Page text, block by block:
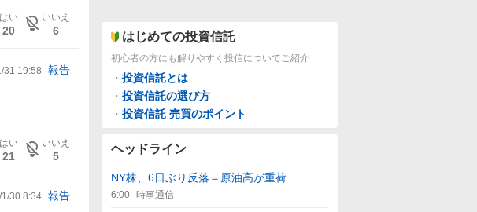
はい
20
いいえ
6
31 19:58 報告
はい
21
いいえ
5
30 8:34 報告
はじめての投資信託
初心者の方にも解りやすく投信についてご紹介
投資信託とは
投資信託の選び方
投資信託 売買のポイント
ヘッドライン
NY株、6日ぶり反落＝原油高が重荷
6:00 時事通信